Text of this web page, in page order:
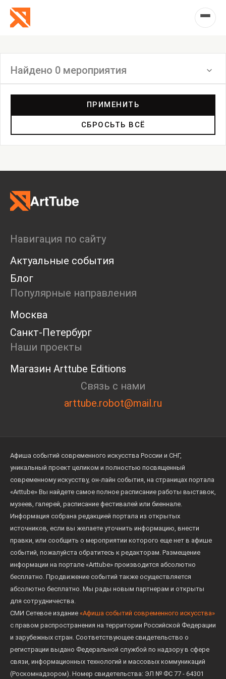
Найдено 0 мероприятия
Дискуссия
Пост-релиз
Пресс-конференция
Ярмарка
Open call
Экскурсия
Дискуссия
Cosmoscow 2024
Blazar 2024
Встречи
Круглый стол
ПРИМЕНИТЬ
СБРОСЬТЬ ВСЁ
Навигация по сайту
Актуальные события
Блог
Популярные направления
Москва
Санкт-Петербург
Наши проекты
Магазин Arttube Editions
Связь с нами
arttube.robot@mail.ru
Афиша событий современного искусства России и СНГ,
уникальный проект целиком и полностью посвященный
современному искусству, он-лайн события, на страницах портала
«Arttube» Вы найдете самое полное расписание работы выставок,
музеев, галерей, расписание фестивалей или биеннале.
Информация собрана редакцией портала из открытых
источников, если вы желаете уточнить информацию, внести
правки, или сообщить о мероприятии которого еще нет в афише
событий, пожалуйста обратитесь к редакторам. Размещение
информации на портале «Arttube» производится абсолютно
бесплатно. Продвижение событий также осуществляется
абсолютно бесплатно. Мы рады новым партнерам и открыты
для сотрудничества.
СМИ Сетевое издание «Афиша событий современного искусства»
с правом распространения на территории Российской Федерации
и зарубежных стран. Соответствующее свидетельство о
регистрации выдано Федеральной службой по надзору в сфере
связи, информационных технологий и массовых коммуникаций
(Роскомнадзором). Номер свидетельства: ЭЛ № ФС 77 - 64301